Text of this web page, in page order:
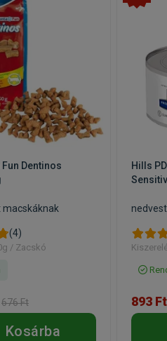
Dentinos
(4)
/ Zacskó
676 Ft
Kosárba
Hills
893 Ft